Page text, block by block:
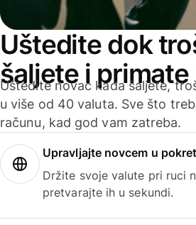
Uštedite dok
šaljete i
Uštedite novac kada šaljete,
u više od 40 valuta. Sve što
računu, kad god vam zatreba.
Upravljajte novcem u
Držite svoje valute pri ruci
pretvarajte ih u sekundi.